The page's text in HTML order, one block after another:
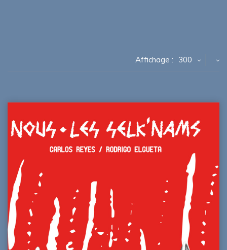
Affichage : 300